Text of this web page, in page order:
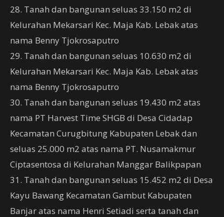
28. Tanah dan bangunan seluas 33.150 m2 di
Kelurahan Mekarsari Kec. Maja Kab. Lebak atas
nama Benny Tjokrosaputro
29. Tanah dan bangunan seluas 10.630 m2 di
Kelurahan Mekarsari Kec. Maja Kab. Lebak atas
nama Benny Tjokrosaputro
30. Tanah dan bangunan seluas 19.430 m2 atas
nama PT Harvest Time SHGB di Desa Cidadap
Kecamatan Curugbitung Kabupaten Lebak dan
seluas 25.000 m2 atas nama PT. Nusamakmur
Ciptasentosa di Kelurahan Manggar Balikpapan
31. Tanah dan bangunan seluas 15.452 m2 di Desa
Kayu Bawang Kecamatan Gambut Kabupaten
Banjar atas nama Henri Setiadi serta tanah dan